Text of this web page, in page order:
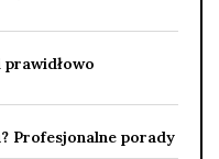
Profesjonalne porady